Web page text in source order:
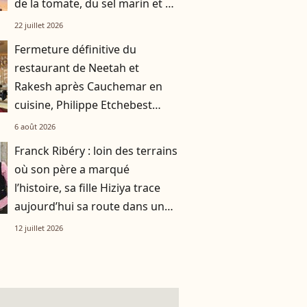
de la tomate, du sel marin et un
smoothie"
22 juillet 2026
Fermeture définitive du
restaurant de Neetah et
Rakesh après Cauchemar en
cuisine, Philippe Etchebest
pensait les avoir sauvés
6 août 2026
Franck Ribéry : loin des terrains
où son père a marqué
l’histoire, sa fille Hiziya trace
aujourd’hui sa route dans un
tout autre univers
12 juillet 2026